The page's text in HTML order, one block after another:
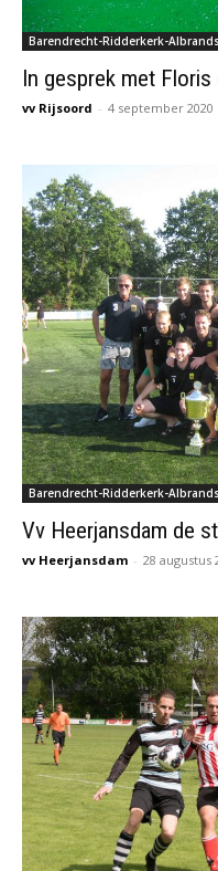
Barendrecht-Ridderkerk-
In gesprek met
vv Rijsoord - 4 september 2020
Barendrecht-Ridderkerk-
Vv Heerjansdam de
vv Heerjansdam - 28 augustus